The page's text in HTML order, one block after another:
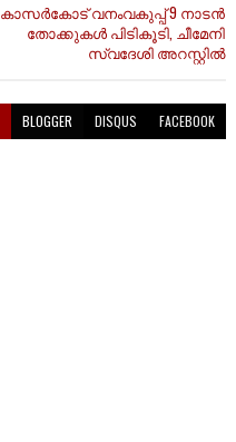
കാസർകോട് വനംവകുപ്പ് 9 നാടൻ
തോക്കുകൾ പിടികൂടി, ചീമേനി
സ്വദേശി അറസ്റ്റിൽ
BLOGGER DISQUS FACEBOOK